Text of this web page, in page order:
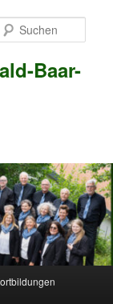
Baar-